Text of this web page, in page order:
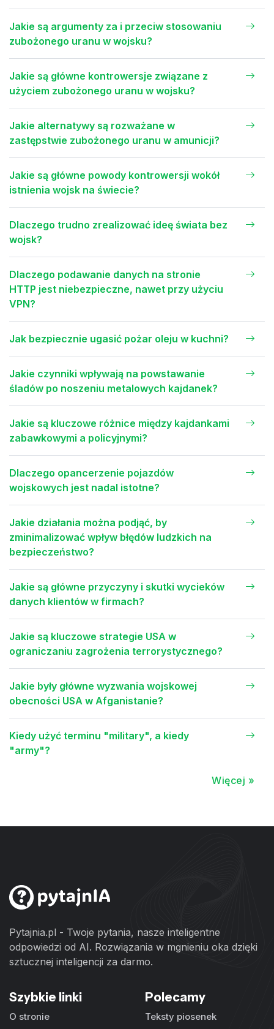
Jakie są argumenty za i przeciw stosowaniu
zubożonego uranu w wojsku?
Jakie są główne kontrowersje związane z
użyciem zubożonego uranu w wojsku?
Jakie alternatywy są rozważane w
zastępstwie zubożonego uranu w amunicji?
Jakie są główne powody kontrowersji wokół
istnienia wojsk na świecie?
Dlaczego trudno zrealizować ideę świata bez
wojsk?
Dlaczego podawanie danych na stronie
HTTP jest niebezpieczne, nawet przy użyciu
VPN?
Jak bezpiecznie ugasić pożar oleju w kuchni?
Jakie czynniki wpływają na powstawanie
śladów po noszeniu metalowych kajdanek?
Jakie są kluczowe różnice między kajdankami
zabawkowymi a policyjnymi?
Dlaczego opancerzenie pojazdów
wojskowych jest nadal istotne?
Jakie działania można podjąć, by
zminimalizować wpływ błędów ludzkich na
bezpieczeństwo?
Jakie są główne przyczyny i skutki wycieków
danych klientów w firmach?
Jakie są kluczowe strategie USA w
ograniczaniu zagrożenia terrorystycznego?
Jakie były główne wyzwania wojskowej
obecności USA w Afganistanie?
Kiedy użyć terminu "military", a kiedy
"army"?
Więcej »
Pytajnia.pl - Twoje pytania, nasze inteligentne
odpowiedzi od AI. Rozwiązania w mgnieniu oka dzięki
sztucznej inteligencji za darmo.
Szybkie linki
O stronie
Polecamy
Teksty piosenek